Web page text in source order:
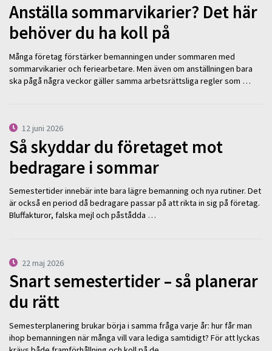
Anställa sommarvikarier? Det här
behöver du ha koll på
Många företag förstärker bemanningen under sommaren med
sommarvikarier och feriearbetare. Men även om anställningen bara
ska pågå några veckor gäller samma arbetsrättsliga regler som …
12 juni 2026
Så skyddar du företaget mot
bedragare i sommar
Semestertider innebär inte bara lägre bemanning och nya rutiner. Det
är också en period då bedragare passar på att rikta in sig på företag.
Bluffakturor, falska mejl och påstådda …
22 maj 2026
Snart semestertider – så planerar
du rätt
Semesterplanering brukar börja i samma fråga varje år: hur får man
ihop bemanningen när många vill vara lediga samtidigt? För att lyckas